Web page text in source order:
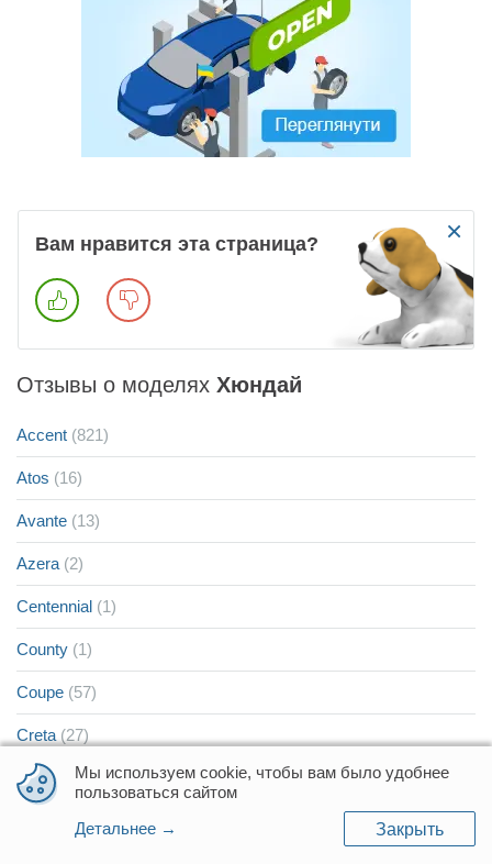
Мы используем cookie, чтобы вам было удобнее
пользоваться сайтом
Детальнее →
Закрыть
×
Вам нравится эта страница?
Отзывы о моделях Хюндай
Accent (821)
Atos (16)
Avante (13)
Azera (2)
Centennial (1)
County (1)
Coupe (57)
Creta (27)
Dynasty (1)
(590)